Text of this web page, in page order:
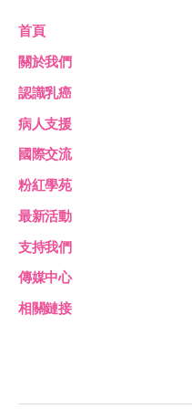
首頁
關於我們
認識乳癌
病人支援
國際交流
粉紅學苑
最新活動
支持我們
傳媒中心
相關鏈接